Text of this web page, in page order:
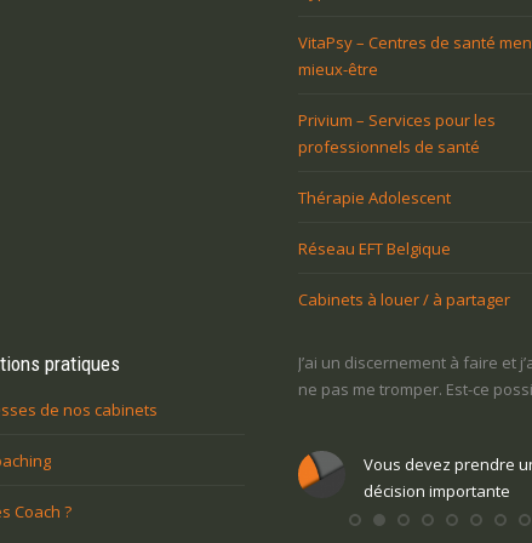
VitaPsy – Centres de santé
mieux-être
Privium – Services pour les
professionnels de santé
Thérapie Adolescent
Réseau EFT Belgique
Cabinets à louer / à partager
pratiques
de nos cabinets
Coach ?
ai marre de mon travail, mais j’ai peur
?
décision importante
J’ai un discernement à faire et
ne pas me tromper. Est-ce
Vous devez prendre
décision importante